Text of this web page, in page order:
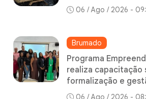
06 / Ago / 2026 -
Brumado
Programa
realiza capacitação
formalização e
06 / Ago / 2026 -